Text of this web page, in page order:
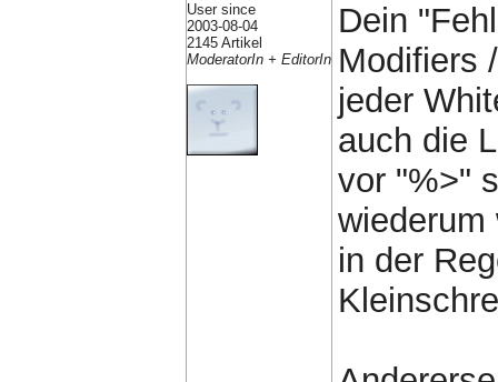
User since
2003-08-04
2145 Artikel
ModeratorIn + EditorIn
Dein
Modifiers
jeder
auch die
vor "%>"
wiederum
in der